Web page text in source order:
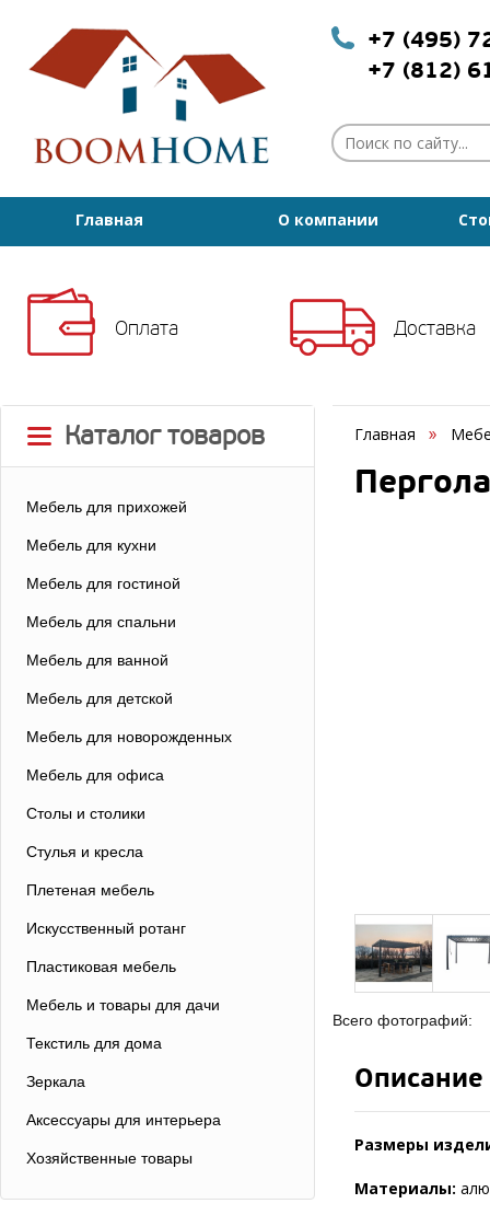
+7 (495)
+7 (812)
Главная О компании
Оплата Доставка
Каталог товаров
Мебель для прихожей
Мебель для кухни
Мебель для гостиной
Мебель для спальни
Мебель для ванной
Мебель для детской
Мебель для новорожденных
Мебель для офиса
Столы и столики
Стулья и кресла
Плетеная мебель
Искусственный ротанг
Пластиковая мебель
Мебель и товары для дачи
Текстиль для дома
Зеркала
Аксессуары для интерьера
Хозяйственные товары
Главная
Всего фотографий:
Описание
Размеры
Материалы: